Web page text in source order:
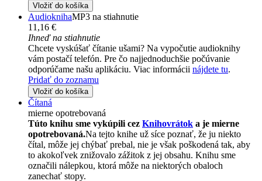
Vložiť do košíka
AudioknihaMP3 na stiahnutie
11,16 €
Ihneď na stiahnutie
Chcete vyskúšať čítanie ušami? Na vypočutie audioknihy
vám postačí telefón. Pre čo najjednoduchšie počúvanie
odporúčame našu aplikáciu. Viac informácii nájdete tu.
Pridať do zoznamu
Vložiť do košíka
Čítaná
mierne opotrebovaná
Túto knihu sme vykúpili cez Knihovrátok a je mierne
opotrebovaná.Na tejto knihe už síce poznať, že ju niekto
čítal, môže jej chýbať prebal, nie je však poškodená tak, aby
to akokoľvek znižovalo zážitok z jej obsahu. Knihu sme
označili nálepkou, ktorá môže na niektorých obaloch
zanechať stopy.